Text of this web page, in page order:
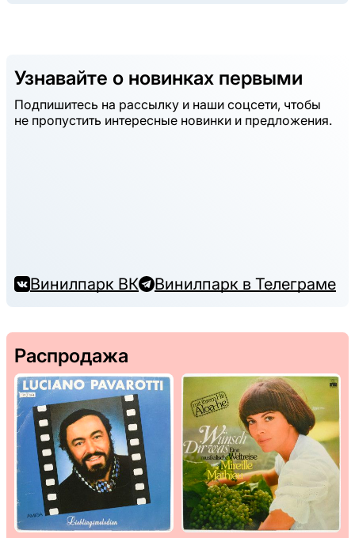
Узнавайте о новинках первыми
Подпишитесь на рассылку и наши соцсети, чтобы
не пропустить интересные новинки и предложения.
Винилпарк ВК Винилпарк в Телеграме
Распродажа